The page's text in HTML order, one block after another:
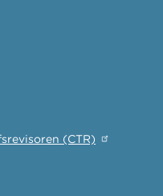
(CTR)